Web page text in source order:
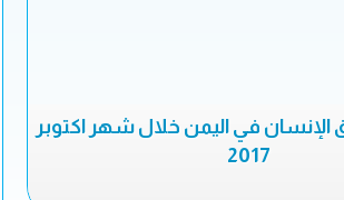
الإنسان في اليمن خلال شهر اكتوبر
2017